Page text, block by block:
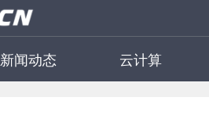
新闻动态 云计算